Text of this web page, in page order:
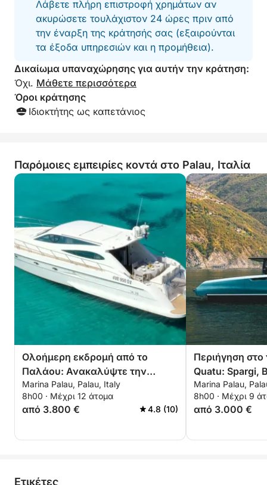
να περάσετε μια υπέροχη μέρα σε
ένα φανταστικό σκάφος.
Λάβετε πλήρη επιστροφή χρημάτων αν
ακυρώσετε τουλάχιστον 24 ώρες πριν από
την έναρξη της κράτησής σας (εξαιρούνται
τα έξοδα υπηρεσιών και η προμήθεια).
Δικαίωμα υπαναχώρησης για αυτήν την κράτηση:
Όχι. Μάθετε περισσότερα
Όροι κράτησης
Ιδιοκτήτης ως καπετάνιος
Παρόμοιες εμπειρίες κοντά στο Palau, Ιταλία
Ολοήμερη εκδρομή από το
Παλάου: Ανακαλύψτε την
Caprera & Maddalena
Marina Palau, Palau, Italy
8h00 · Μέχρι 12 άτομα
από 3.800 € 4.8 (10)
Περιήγηση στο
Quatu: Spargi,
La Maddalena
Marina Palau,
8h00 · Μέχρι 9
από 3.000 €
Eτικέτες